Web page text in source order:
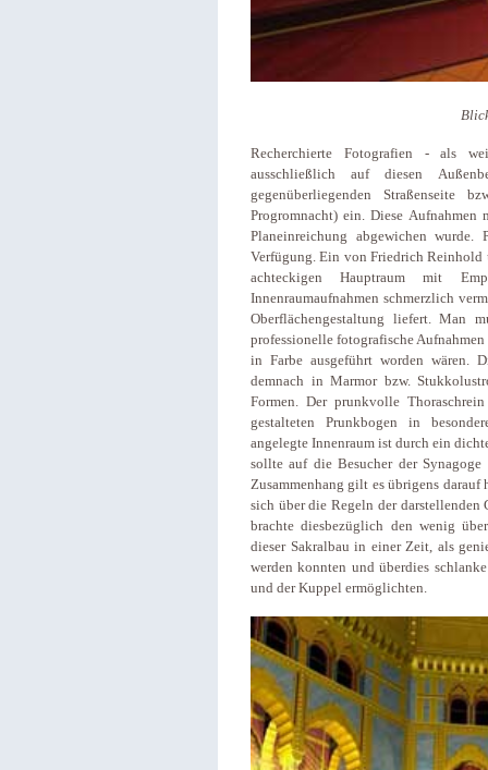
Recherchierte Fotografien - als
ausschließlich auf diesen
gegenüberliegenden
Progromnacht) ein. Diese
Planeinreichung abgewichen
Verfügung. Ein von Friedrich Reinhold
achteckigen Hauptraum mit
Innenraumaufnahmen schmerzlich
Oberflächengestaltung liefert. Man
professionelle fotografische
in Farbe ausgeführt worden wären.
demnach in Marmor bzw.
Formen. Der prunkvolle
gestalteten Prunkbogen in
angelegte Innenraum ist durch ein
sollte auf die Besucher der
Zusammenhang gilt es übrigens
sich über die Regeln der
brachte diesbezüglich den wenig
dieser Sakralbau in einer Zeit, als
werden konnten und überdies
und der Kuppel ermöglichten.